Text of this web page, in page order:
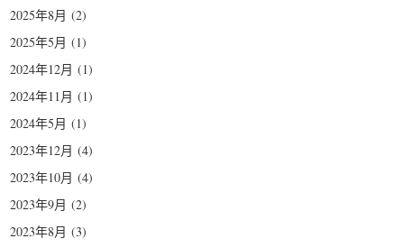
2025年8月 (2)
2025年5月 (1)
2024年12月 (1)
2024年11月 (1)
2024年5月 (1)
2023年12月 (4)
2023年10月 (4)
2023年9月 (2)
2023年8月 (3)